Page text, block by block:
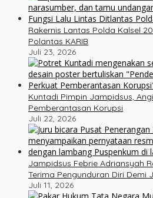
Rakernis Lantas Polda Kalsel
Polantas KARIB
Juli 23, 2026
Kuntadi Pimpin Jampidsus,
Pemberantasan Korupsi
Juli 22, 2026
Jampidsus Febrie Adriansyah
Terima Pengunduran Diri Demi
Juli 11, 2026